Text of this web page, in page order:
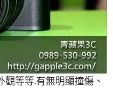
等等.有無明顯撞傷、